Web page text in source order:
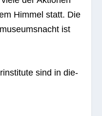
Him­mel statt. Die
ist
sind in die­